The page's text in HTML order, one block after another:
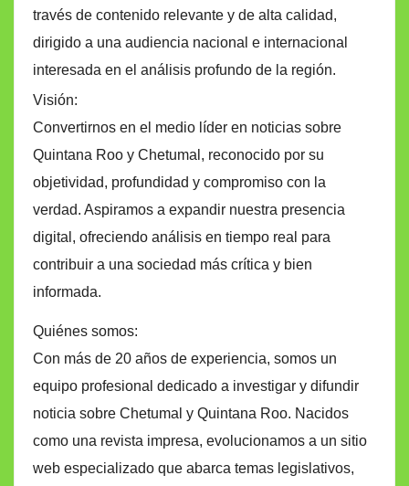
través de contenido relevante y de alta calidad,
dirigido a una audiencia nacional e internacional
interesada en el análisis profundo de la región.
Visión:
Convertirnos en el medio líder en noticias sobre
Quintana Roo y Chetumal, reconocido por su
objetividad, profundidad y compromiso con la
verdad. Aspiramos a expandir nuestra presencia
digital, ofreciendo análisis en tiempo real para
contribuir a una sociedad más crítica y bien
informada.
Quiénes somos:
Con más de 20 años de experiencia, somos un
equipo profesional dedicado a investigar y difundir
noticia sobre Chetumal y Quintana Roo. Nacidos
como una revista impresa, evolucionamos a un sitio
web especializado que abarca temas legislativos,